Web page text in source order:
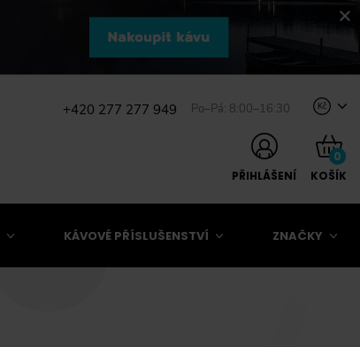
+420 277 277 949 Po–Pá: 8:00–16:30 Kč
PŘIHLÁŠENÍ
0
KOŠÍK
KÁVOVÉ PŘÍSLUŠENSTVÍ ZNAČKY